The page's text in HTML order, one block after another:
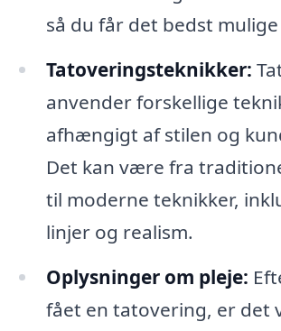
så du får det bedst
Tatoveringsteknikker:
anvender forskellige
afhængigt af stilen og
Det kan være fra
til moderne teknikker,
linjer og realism.
Oplysninger om pleje:
fået en tatovering, er det